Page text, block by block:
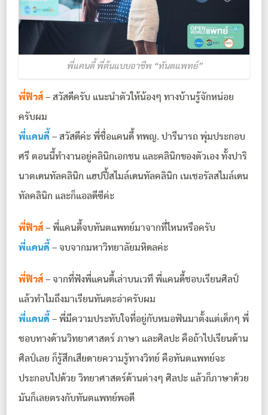
พี่แคนดี้ พี่ต้นแบบอาชีพ “ทันตแพทย์”
พี่ฟิวส์ – สวัสดีครับ แนะนำตัวให้น้องๆ ทางบ้านรู้จักหน่อย
ครับผม
พี่แคนดี้ – สวัสดีค่ะ พี่ชื่อแคนดี้ ทพญ. ปารีนารถ พุ่มประกอบ
ศรี ตอนนี้ทำงานอยู่คลินิกเอกชน และคลินิกของตัวเอง ทั้งปาริ
นาตเดนทัลคลินิก แฮปปี้สไมล์เดนทัลคลินิก เนเชอรัลสไมล์เดน
ทัลคลินิก และก็แอลดีซีค่ะ
พี่ฟิวส์ – พี่แคนดี้จบทันตแพทย์มาจากที่ไหนหรือครับ
พี่แคนดี้ – จบจากมหาวิทยาลัยมหิดลค่ะ
พี่ฟิวส์ – จากที่ฟังพี่แคนดี้เล่าบนเวที พี่แคนดี้ชอบเรียนศิลป์
แล้วทำไมถึงมาเรียนทันตะอ่าครับผม
พี่แคนดี้ – พี่มีความประทับใจที่อยู่กับหมอฟันมาตั้งแต่เด็กๆ พี่
ชอบทางด้านวิทยาศาสตร์ ภาษา และศิลปะ คือถ้าไปเรียนด้าน
ศิลป์เลย ก็รู้สึกเสียดายความรู้ทางวิทย์ คือทันตแพทย์จะ
ประกอบไปด้วย วิทยาศาสตร์ด้านต่างๆ ศิลปะ แล้วก็ภาษาด้วย
มันก็เลยตรงกับทันตแพทย์พอดี